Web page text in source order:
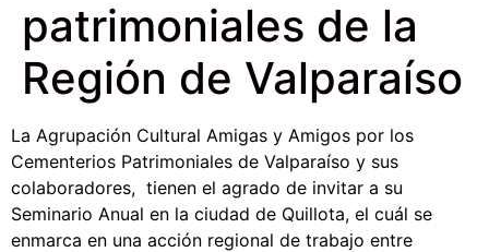
patrimoniales de la
Región de Valparaíso
La Agrupación Cultural Amigas y Amigos por los
Cementerios Patrimoniales de Valparaíso y sus
colaboradores, tienen el agrado de invitar a su
Seminario Anual en la ciudad de Quillota, el cuál se
enmarca en una acción regional de trabajo entre